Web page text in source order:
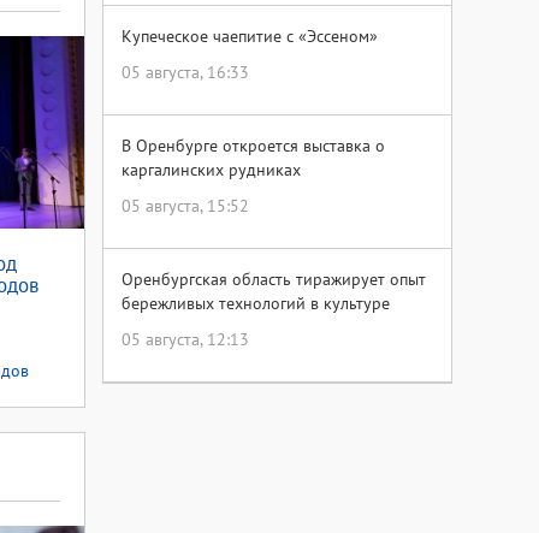
Купеческое чаепитие с «Эссеном»
05 августа, 16:33
В Оренбурге откроется выставка о
каргалинских рудниках
05 августа, 15:52
Оренбургская область тиражирует опыт
бережливых технологий в культуре
05 августа, 12:13